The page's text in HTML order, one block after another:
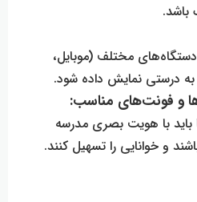
مختلف (موبایل،
نمایش داده شود.
مناسب:
هویت بصری مدرسه
را تسهیل کنند.